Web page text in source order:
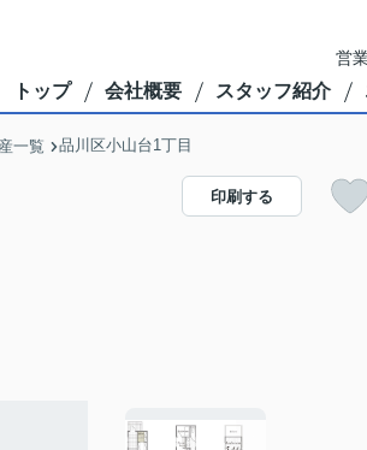
営
トップ 会社概要 スタッフ紹介
一覧 品川区小山台1丁目
印刷する